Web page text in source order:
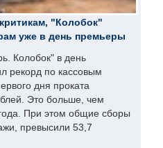
"Колобок"
уже в день премьеры
Колобок" в день
рекорд по кассовым
дня проката
Это больше, чем
При этом общие сборы
превысили 53,7